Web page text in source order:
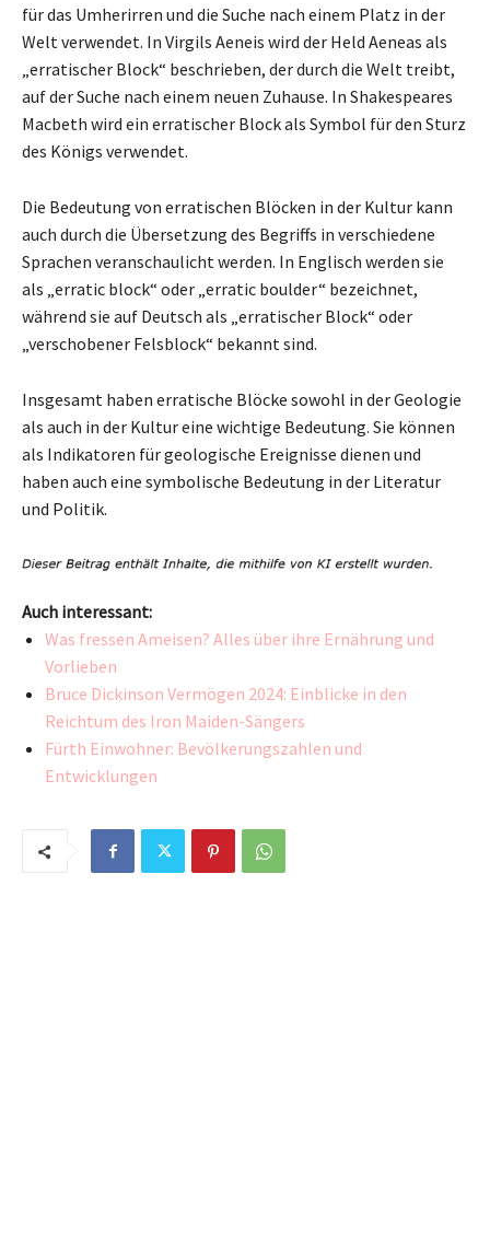
für das Umherirren und die Suche nach einem Platz in der
Welt verwendet. In Virgils Aeneis wird der Held Aeneas als
„erratischer Block“ beschrieben, der durch die Welt treibt,
auf der Suche nach einem neuen Zuhause. In Shakespeares
Macbeth wird ein erratischer Block als Symbol für den Sturz
des Königs verwendet.
Die Bedeutung von erratischen Blöcken in der Kultur kann
auch durch die Übersetzung des Begriffs in verschiedene
Sprachen veranschaulicht werden. In Englisch werden sie
als „erratic block“ oder „erratic boulder“ bezeichnet,
während sie auf Deutsch als „erratischer Block“ oder
„verschobener Felsblock“ bekannt sind.
Insgesamt haben erratische Blöcke sowohl in der Geologie
als auch in der Kultur eine wichtige Bedeutung. Sie können
als Indikatoren für geologische Ereignisse dienen und
haben auch eine symbolische Bedeutung in der Literatur
und Politik.
Auch interessant:
Was fressen Ameisen? Alles über ihre Ernährung und
Vorlieben
Bruce Dickinson Vermögen 2024: Einblicke in den
Reichtum des Iron Maiden-Sängers
Fürth Einwohner: Bevölkerungszahlen und
Entwicklungen